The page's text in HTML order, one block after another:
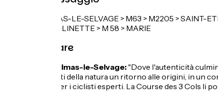
SAINT-DALMAS-LE-SELVAGE > M63 > M2205 > SAINT-
2205 > LA BOLLINETTE > M 58 > MARIE
Non mancare
Saint-Dalmas-le-Selvage: "Dove l'autenticità
agli amanti della natura un ritorno alle origini, in un
magico per i ciclisti esperti. La Course des 3 Cols li